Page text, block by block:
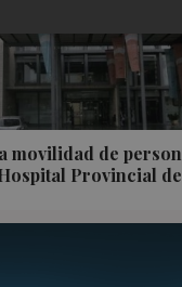
movilidad de
Provincial